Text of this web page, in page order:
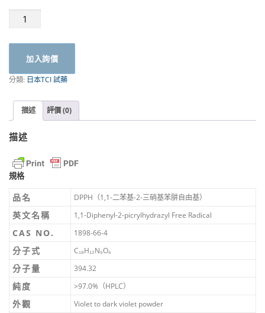
Radical(DPPH)
1g
數
量
加入詢價
分類: 日本TCI 試藥
描述 評價 (0)
描述
規格
品名 DPPH（1,1-二苯基-2-三硝基苯肼自由基）
英文名稱 1,1-Diphenyl-2-picrylhydrazyl Free Radical
CAS NO. 1898-66-4
分子式 C₁₈H₁₂N₅O₆
分子量 394.32
純度 >97.0%（HPLC）
外觀 Violet to dark violet powder